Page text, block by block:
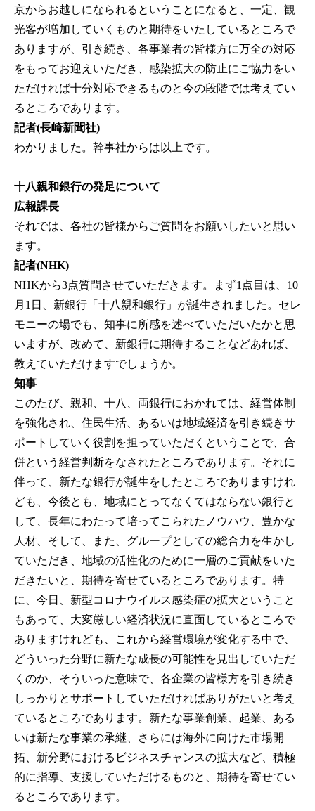
京からお越しになられるということになると、一定、観
光客が増加していくものと期待をいたしているところで
ありますが、引き続き、各事業者の皆様方に万全の対応
をもってお迎えいただき、感染拡大の防止にご協力をい
ただければ十分対応できるものと今の段階では考えてい
るところであります。
記者(長崎新聞社)
わかりました。幹事社からは以上です。
十八親和銀行の発足について
広報課長
それでは、各社の皆様からご質問をお願いしたいと思い
ます。
記者(NHK)
NHKから3点質問させていただきます。まず1点目は、10
月1日、新銀行「十八親和銀行」が誕生されました。セレ
モニーの場でも、知事に所感を述べていただいたかと思
いますが、改めて、新銀行に期待することなどあれば、
教えていただけますでしょうか。
知事
このたび、親和、十八、両銀行におかれては、経営体制
を強化され、住民生活、あるいは地域経済を引き続きサ
ポートしていく役割を担っていただくということで、合
併という経営判断をなされたところであります。それに
伴って、新たな銀行が誕生をしたところでありますけれ
ども、今後とも、地域にとってなくてはならない銀行と
して、長年にわたって培ってこられたノウハウ、豊かな
人材、そして、また、グループとしての総合力を生かし
ていただき、地域の活性化のために一層のご貢献をいた
だきたいと、期待を寄せているところであります。特
に、今日、新型コロナウイルス感染症の拡大ということ
もあって、大変厳しい経済状況に直面しているところで
ありますけれども、これから経営環境が変化する中で、
どういった分野に新たな成長の可能性を見出していただ
くのか、そういった意味で、各企業の皆様方を引き続き
しっかりとサポートしていただければありがたいと考え
ているところであります。新たな事業創業、起業、ある
いは新たな事業の承継、さらには海外に向けた市場開
拓、新分野におけるビジネスチャンスの拡大など、積極
的に指導、支援していただけるものと、期待を寄せてい
るところであります。